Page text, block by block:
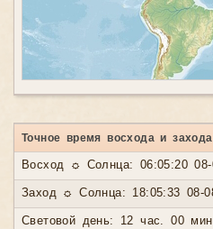
Точное время восхода и
Восход ☼ Солнца: 06:05:20 08-
Заход ☼ Солнца: 18:05:33 08-
Световой день: 12 час. 00